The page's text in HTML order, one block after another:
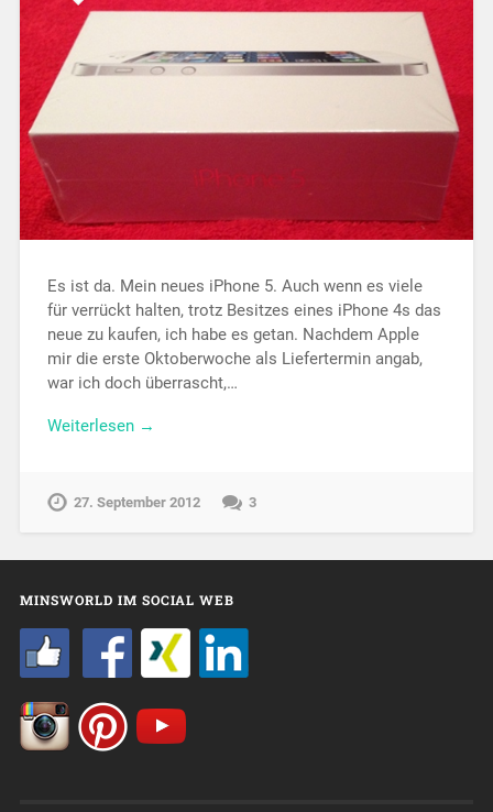
Es ist da. Mein neues iPhone 5. Auch wenn es viele
für verrückt halten, trotz Besitzes eines iPhone 4s das
neue zu kaufen, ich habe es getan. Nachdem Apple
mir die erste Oktoberwoche als Liefertermin angab,
war ich doch überrascht,…
Weiterlesen →
27. September 2012 3
MINSWORLD IM SOCIAL WEB